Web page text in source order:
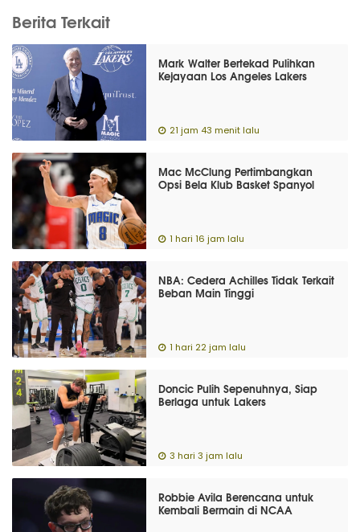
Berita Terkait
Mark Walter Bertekad Pulihkan
Kejayaan Los Angeles Lakers
21 jam 43 menit lalu
Mac McClung Pertimbangkan
Opsi Bela Klub Basket Spanyol
1 hari 16 jam lalu
NBA: Cedera Achilles Tidak Terkait
Beban Main Tinggi
1 hari 22 jam lalu
Doncic Pulih Sepenuhnya, Siap
Berlaga untuk Lakers
3 hari 3 jam lalu
Robbie Avila Berencana untuk
Kembali Bermain di NCAA